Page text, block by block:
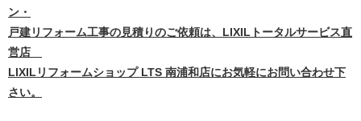
ン・
戸建リフォーム工事の見積りのご依頼は、LIXILトータルサービス直
営店
LIXILリフォームショップ LTS 南浦和店にお気軽にお問い合わせ下
さい。